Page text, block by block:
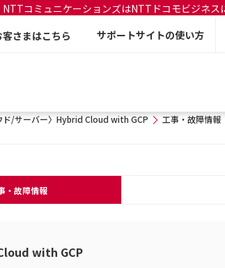
コミュニケーションズはNTTドコモビジネス
客さまはこちら サポートサイトの使い方
ド/サーバー〉Hybrid Cloud with GCP 工事・故障情報
・故障情報
with GCP